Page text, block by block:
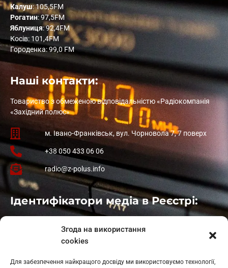
Згода на використання
cookies
Для забезпечення найкращого досвіду ми використовуємо технології,
Калуш: 105,5FM
Рогатин: 97,5FM
Яблуниця: 92,4FM
Косів: 101,4FM
Городенка: 99,0 FM
Наші контакти:
Товариство з обмеженою відповідальністю «Радіокомпанія
«Західний полюс»
м. Івано-Франківськ, вул. Чорновола 7, 7 поверх
+38 050 433 06 06
radio@z-polus.info
Ідентифікатори медіа в Реєстрі:
: L11-01410
: L11-01801
Косів: L11-01805